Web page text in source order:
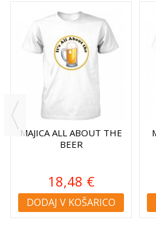
MAJICA ALL ABOUT THE
BEER
18,48 €
DODAJ V KOŠARICO